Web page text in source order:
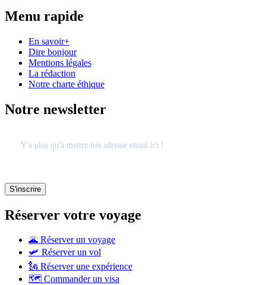
Menu rapide
En savoir+
Dire bonjour
Mentions légales
La rédaction
Notre charte éthique
Notre newsletter
Réserver votre voyage
🌋 Réserver un voyage
🛩 Réserver un vol
🗽 Réserver une expérience
🗺 Commander un visa